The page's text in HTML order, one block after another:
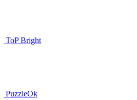
ToP Bright
PuzzleOk